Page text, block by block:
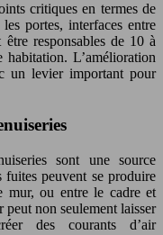
critiques en termes de
portes, interfaces entre
responsables de 10 à
habitation. L’amélioration
un levier important pour
sont une source
fuites peuvent se produire
mur, ou entre le cadre et
peut non seulement laisser
des courants d’air